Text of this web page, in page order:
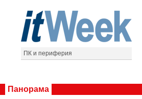
ПК и периферия
Панорама